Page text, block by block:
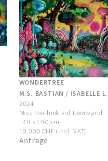
WONDERTREE
M.S. BASTIAN / ISABELLE L.
2024
Mischtechnik auf Leinwand
140 x 190 cm
19.000 CHF (incl. VAT)
Anfrage